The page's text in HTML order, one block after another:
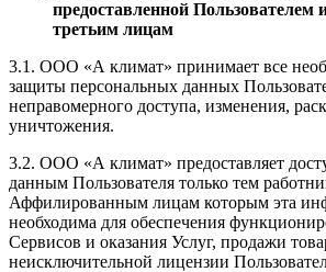
предоставленной Пользователем
третьим лицам
3.1. ООО «А климат» принимает все
защиты персональных данных
неправомерного доступа, изменения,
уничтожения.
3.2. ООО «А климат» предоставляет
данным Пользователя только тем
Аффилированным лицам которым эта
необходима для обеспечения
Сервисов и оказания Услуг, продажи
неисключительной лицензии